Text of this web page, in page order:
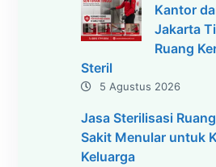
Kantor
Jakarta
Ruang
Steril
5 Agustus 2026
Jasa Sterilisasi
Sakit Menular untuk
Keluarga